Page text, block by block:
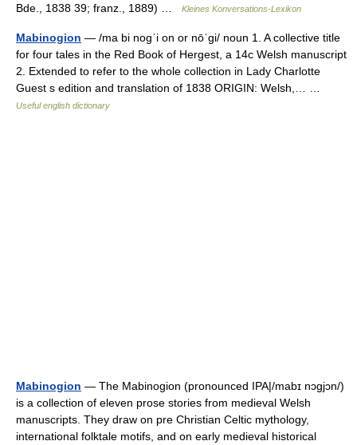
Bde., 1838 39; franz., 1889) …
Kleines Konversations-Lexikon
Mabinogion — /ma bi nogˈi on or nōˈgi/ noun 1. A collective title
for four tales in the Red Book of Hergest, a 14c Welsh manuscript
2. Extended to refer to the whole collection in Lady Charlotte
Guest s edition and translation of 1838 ORIGIN: Welsh,… …
Useful english dictionary
Mabinogion — The Mabinogion (pronounced IPA|/mabɪ nɔɡjɔn/)
is a collection of eleven prose stories from medieval Welsh
manuscripts. They draw on pre Christian Celtic mythology,
international folktale motifs, and on early medieval historical